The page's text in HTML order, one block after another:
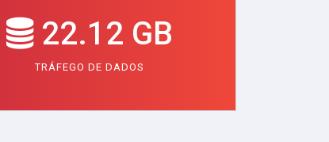
22.12 GB
TRÁFEGO DE DADOS